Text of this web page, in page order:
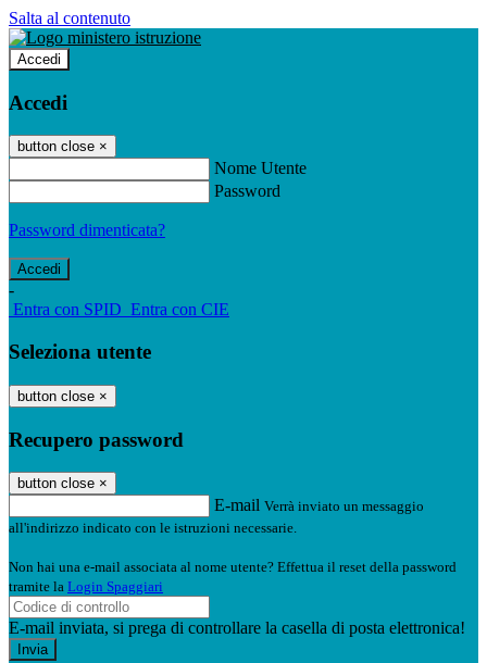
Salta al contenuto
Accedi
Accedi
button close ×
Nome Utente
Password
Password dimenticata?
-
Entra con SPID Entra con CIE
Seleziona utente
button close ×
Recupero password
button close ×
E-mail Verrà inviato un messaggio
all'indirizzo indicato con le istruzioni necessarie.
Non hai una e-mail associata al nome utente? Effettua il reset della password
tramite la Login Spaggiari
E-mail inviata, si prega di controllare la casella di posta elettronica!